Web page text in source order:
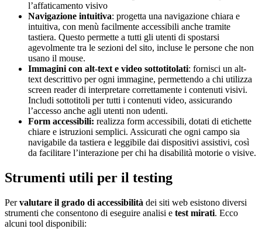
l’affaticamento visivo
Navigazione intuitiva: progetta una navigazione chiara e
intuitiva, con menù facilmente accessibili anche tramite
tastiera. Questo permette a tutti gli utenti di spostarsi
agevolmente tra le sezioni del sito, incluse le persone che non
usano il mouse.
Immagini con alt-text e video sottotitolati: fornisci un alt-
text descrittivo per ogni immagine, permettendo a chi utilizza
screen reader di interpretare correttamente i contenuti visivi.
Includi sottotitoli per tutti i contenuti video, assicurando
l’accesso anche agli utenti non udenti.
Form accessibili: realizza form accessibili, dotati di etichette
chiare e istruzioni semplici. Assicurati che ogni campo sia
navigabile da tastiera e leggibile dai dispositivi assistivi, così
da facilitare l’interazione per chi ha disabilità motorie o visive.
Strumenti utili per il testing
Pervalutare il grado di accessibilità dei siti web esistono diversi
strumenti che consentono di eseguire analisi e test mirati. Ecco
alcuni tool disponibili: